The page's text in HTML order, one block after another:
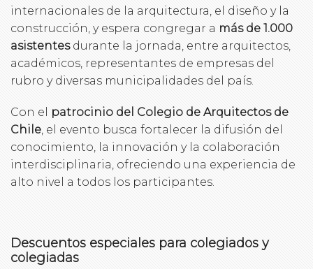
internacionales de la arquitectura, el diseño y la
construcción, y espera congregar a más de 1.000
asistentesdurante la jornada, entre arquitectos,
académicos, representantes de empresas del
rubro y diversas municipalidades del país.
Con el
patrocinio del Colegio de Arquitectos de
Chile, el evento busca fortalecer la difusión del
conocimiento, la innovación y la colaboración
interdisciplinaria, ofreciendo una experiencia de
alto nivel a todos los participantes.
Descuentos especiales para colegiados y
colegiadas